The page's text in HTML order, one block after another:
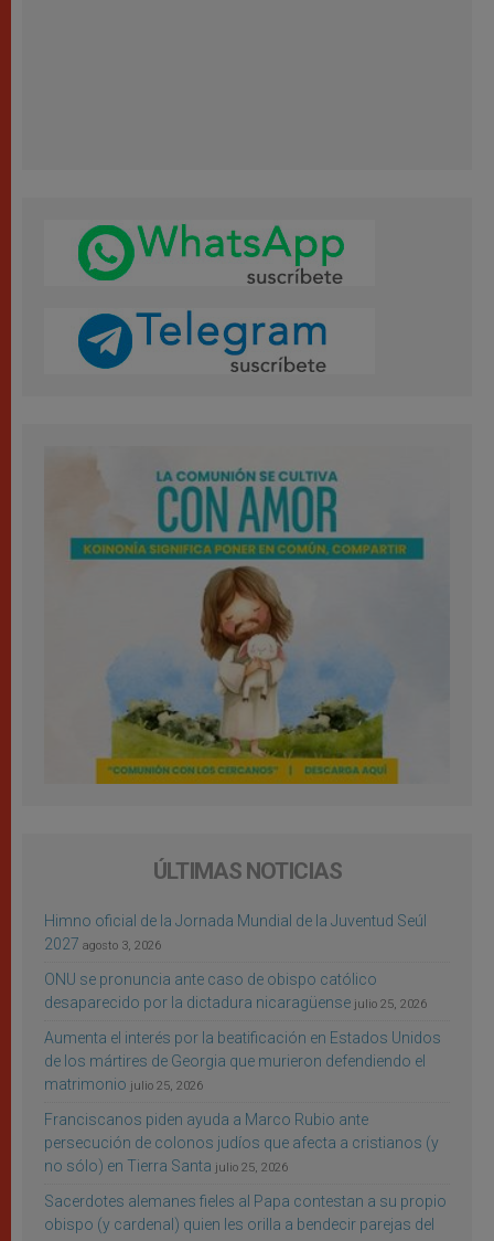
ÚLTIMAS NOTICIAS
Himno oficial de la Jornada Mundial de la Juventud Seúl
2027 agosto 3, 2026
ONU se pronuncia ante caso de obispo católico
desaparecido por la dictadura nicaragüense julio 25, 2026
Aumenta el interés por la beatificación en Estados Unidos
de los mártires de Georgia que murieron defendiendo el
matrimonio julio 25, 2026
Franciscanos piden ayuda a Marco Rubio ante
persecución de colonos judíos que afecta a cristianos (y
no sólo) en Tierra Santa julio 25, 2026
Sacerdotes alemanes fieles al Papa contestan a su propio
obispo (y cardenal) quien les orilla a bendecir parejas del